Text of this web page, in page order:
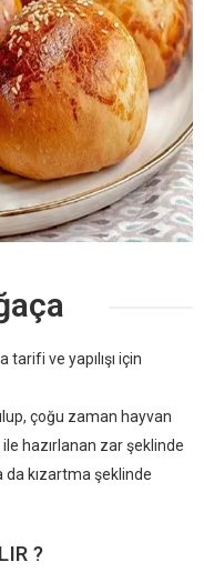
tarifi ve yapılışı için
çoğu zaman hayvan
hazırlanan zar şeklinde
da kızartma şeklinde
?